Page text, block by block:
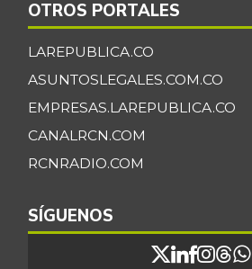
OTROS PORTALES
LAREPUBLICA.CO
ASUNTOSLEGALES.COM.CO
EMPRESAS.LAREPUBLICA.CO
CANALRCN.COM
RCNRADIO.COM
SÍGUENOS